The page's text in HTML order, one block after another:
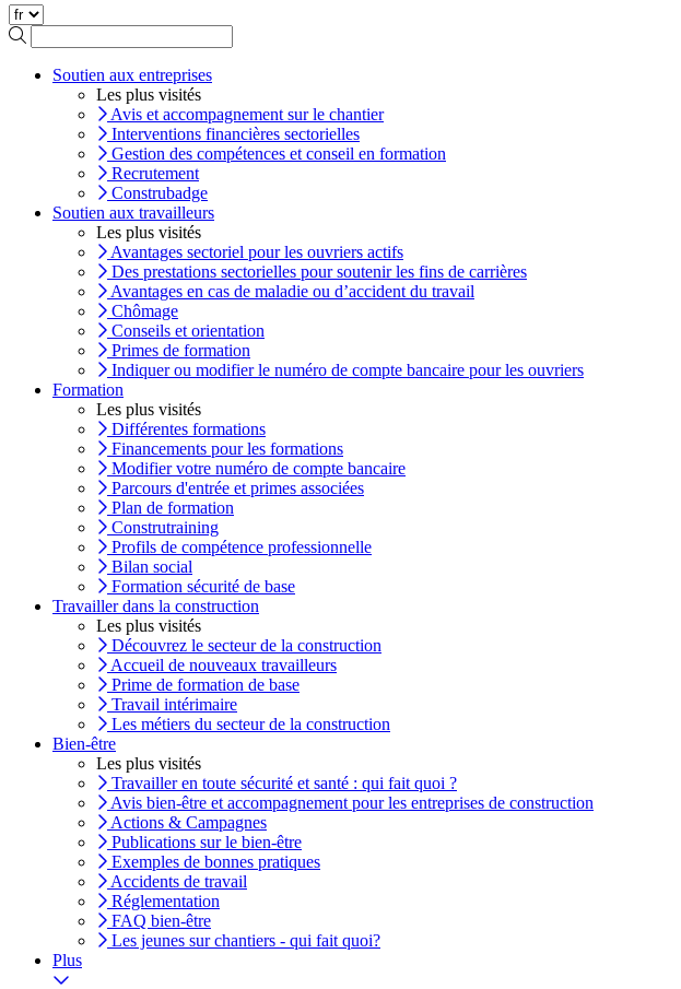
Soutien aux entreprises
Les plus visités
Avis et accompagnement sur le chantier
Interventions financières sectorielles
Gestion des compétences et conseil en formation
Recrutement
Construbadge
Soutien aux travailleurs
Les plus visités
Avantages sectoriel pour les ouvriers actifs
Des prestations sectorielles pour soutenir les fins de carrières
Avantages en cas de maladie ou d’accident du travail
Chômage
Conseils et orientation
Primes de formation
Indiquer ou modifier le numéro de compte bancaire pour les ouvriers
Formation
Les plus visités
Différentes formations
Financements pour les formations
Modifier votre numéro de compte bancaire
Parcours d'entrée et primes associées
Plan de formation
Construtraining
Profils de compétence professionnelle
Bilan social
Formation sécurité de base
Travailler dans la construction
Les plus visités
Découvrez le secteur de la construction
Accueil de nouveaux travailleurs
Prime de formation de base
Travail intérimaire
Les métiers du secteur de la construction
Bien-être
Les plus visités
Travailler en toute sécurité et santé : qui fait quoi ?
Avis bien-être et accompagnement pour les entreprises de construction
Actions & Campagnes
Publications sur le bien-être
Exemples de bonnes pratiques
Accidents de travail
Réglementation
FAQ bien-être
Les jeunes sur chantiers - qui fait quoi?
Plus